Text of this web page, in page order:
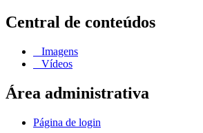
Central de conteúdos
Imagens
Vídeos
Área administrativa
Página de login